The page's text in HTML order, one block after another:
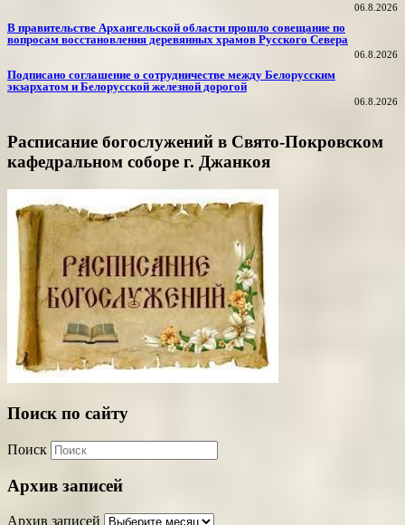
06.8.2026
В правительстве Архангельской области прошло совещание по
вопросам восстановления деревянных храмов Русского Севера
06.8.2026
Подписано соглашение о сотрудничестве между Белорусским
экзархатом и Белорусской железной дорогой
06.8.2026
Расписание богослужений в Свято-Покровском
кафедральном соборе г. Джанкоя
Поиск по сайту
Поиск
Архив записей
Архив записей